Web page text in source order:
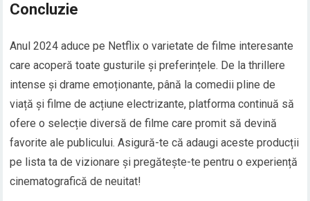
Concluzie
Anul 2024 aduce pe Netflix o varietate de filme interesante
care acoperă toate gusturile și preferințele. De la thrillere
intense și drame emoționante, până la comedii pline de
viață și filme de acțiune electrizante, platforma continuă să
ofere o selecție diversă de filme care promit să devină
favorite ale publicului. Asigură-te că adaugi aceste producții
pe lista ta de vizionare și pregătește-te pentru o experiență
cinematografică de neuitat!